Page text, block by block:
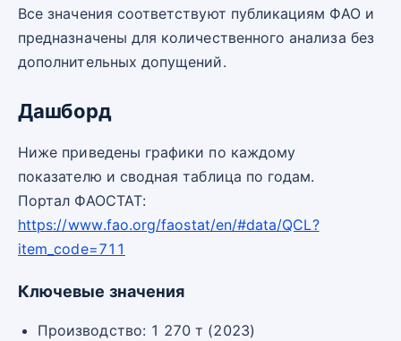
Все значения соответствуют публикациям ФАО и
предназначены для количественного анализа без
дополнительных допущений.
Дашборд
Ниже приведены графики по каждому
показателю и сводная таблица по годам.
Портал ФАОСТАТ:
https://www.fao.org/faostat/en/#data/QCL?
item_code=711
Ключевые значения
Производство: 1 270 т (2023)